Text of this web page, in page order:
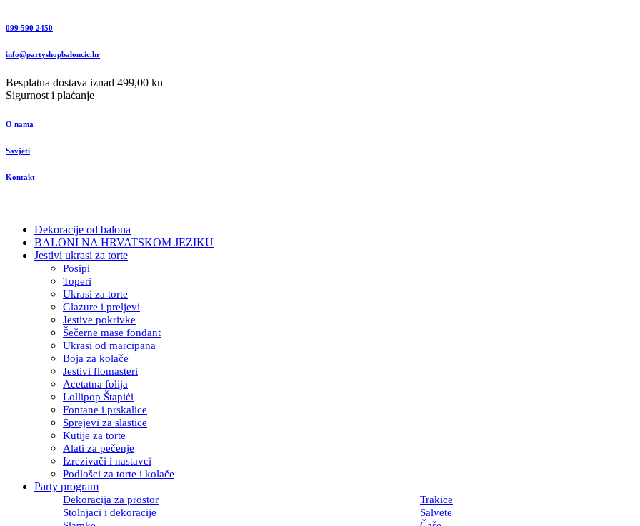
099 590 2450
info@partyshopbaloncic.hr
Besplatna dostava iznad 499,00 kn
Sigurnost i plaćanje
O nama
Savjeti
Kontakt
Dekoracije od balona
BALONI NA HRVATSKOM JEZIKU
Jestivi ukrasi za torte
Posipi
Toperi
Ukrasi za torte
Glazure i preljevi
Jestive pokrivke
Šečerne mase fondant
Ukrasi od marcipana
Boja za kolače
Jestivi flomasteri
Acetatna folija
Lollipop Štapići
Fontane i prskalice
Sprejevi za slastice
Kutije za torte
Alati za pečenje
Izrezivači i nastavci
Podlošci za torte i kolače
Party program
Dekoracija za prostor
Trakice
Stolnjaci i dekoracije
Salvete